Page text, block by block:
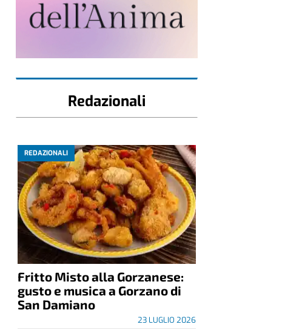
Redazionali
REDAZIONALI
Fritto Misto alla Gorzanese:
gusto e musica a Gorzano di
San Damiano
23 LUGLIO 2026